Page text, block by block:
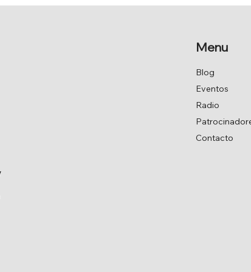
DE JAVIER ARMAS.
Blog
Eventos
Radio
Contacto
Menu